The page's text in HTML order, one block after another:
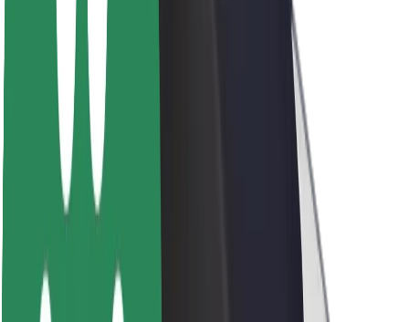
Projekt Zero
Blog
Biuro prasowe
Wytyczne dotyczące marki
Misja
Relacje inwestorskie
Zespół zarządzający
Fundusz Miejski
Bezpieczeństwo